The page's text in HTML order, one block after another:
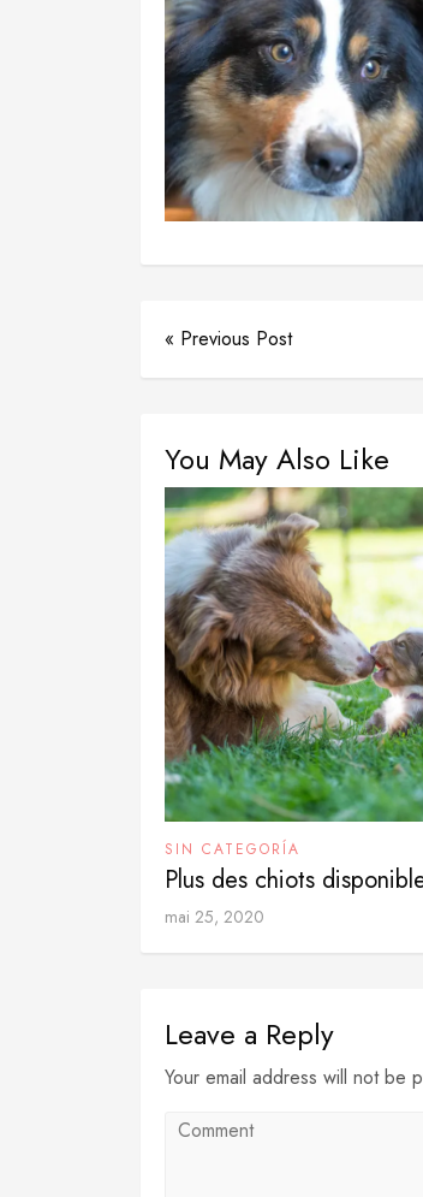
« Previous Post
You May Also Like
SIN CATEGORÍA
Plus des chiots
mai 25, 2020
Leave a Reply
Your email address will not be